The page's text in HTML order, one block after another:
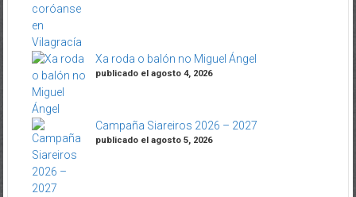
Xa roda o balón no Miguel Ángel
publicado el agosto 4, 2026
publicado el agosto 5, 2026